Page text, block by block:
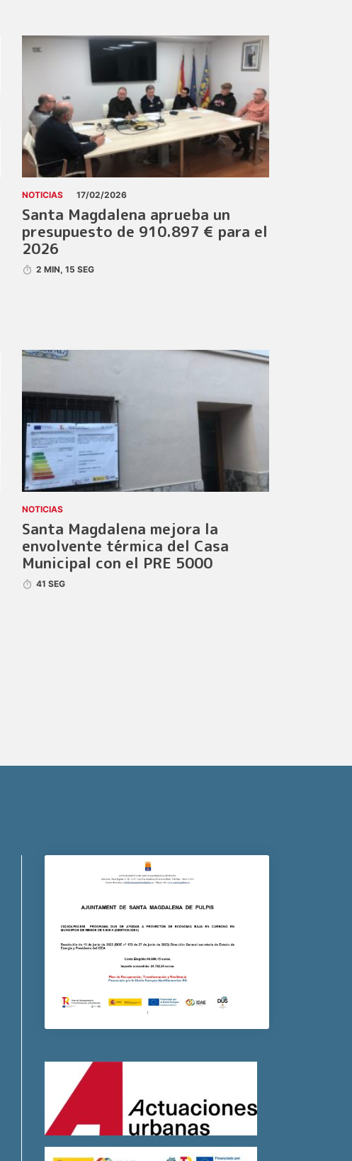
NOTICIAS 17/02/2026
Santa Magdalena aprueba un
presupuesto de 910.897 € para el
2026
2 MIN, 15 SEG
NOTICIAS
Santa Magdalena mejora la
envolvente térmica del Casa
Municipal con el PRE 5000
41 SEG